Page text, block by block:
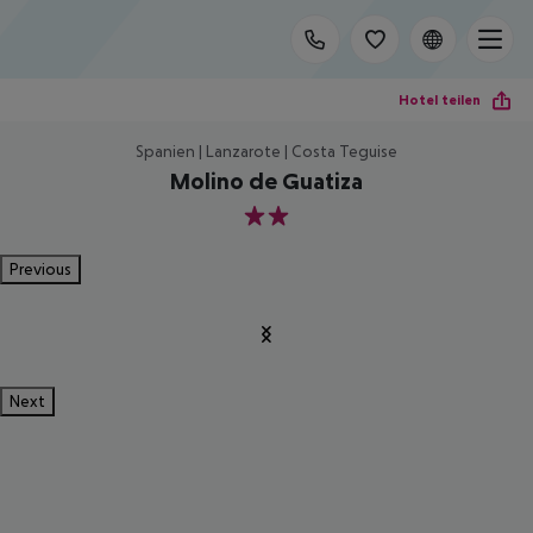
Hotel teilen
Spanien | Lanzarote | Costa Teguise
Molino de Guatiza
2
Previous
Next